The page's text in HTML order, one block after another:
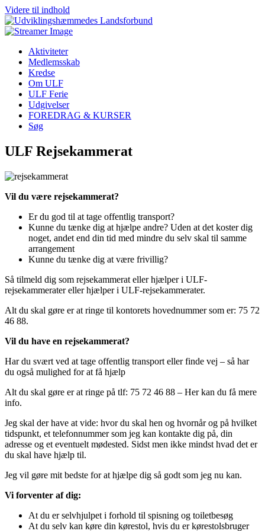
Videre til indhold
Aktiviteter
Medlemsskab
Kredse
Om ULF
ULF Ferie
Udgivelser
FOREDRAG & KURSER
Søg
ULF Rejsekammerat
Vil du være rejsekammerat?
Er du god til at tage offentlig transport?
Kunne du tænke dig at hjælpe andre? Uden at det koster dig
noget, andet end din tid med mindre du selv skal til samme
arrangement
Kunne du tænke dig at være frivillig?
Så tilmeld dig som rejsekammerat eller hjælper i ULF-
rejsekammerater eller hjælper i ULF-rejsekammerater.
Alt du skal gøre er at ringe til kontorets hovednummer som er: 75 72
46 88.
Vil du have en rejsekammerat?
Har du svært ved at tage offentlig transport eller finde vej – så har
du også mulighed for at få hjælp
Alt du skal gøre er at ringe på tlf: 75 72 46 88 – Her kan du få mere
info.
Jeg skal der have at vide: hvor du skal hen og hvornår og på hvilket
tidspunkt, et telefonnummer som jeg kan kontakte dig på, din
adresse og et eventuelt mødested. Sidst men ikke mindst hvad det er
du skal have hjælp til.
Jeg vil gøre mit bedste for at hjælpe dig så godt som jeg nu kan.
Vi forventer af dig:
At du er selvhjulpet i forhold til spisning og toiletbesøg
At du selv kan køre din kørestol, hvis du er kørestolsbruger